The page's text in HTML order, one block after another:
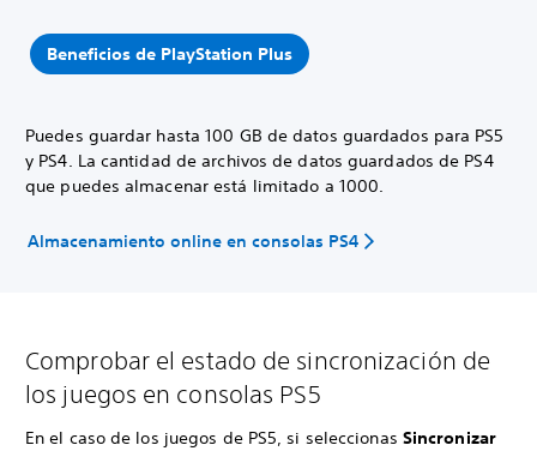
Beneficios de PlayStation Plus
Puedes guardar hasta 100 GB de datos guardados para PS5
y PS4. La cantidad de archivos de datos guardados de PS4
que puedes almacenar está limitado a 1000.
Almacenamiento online en consolas PS4
Comprobar el estado de sincronización de
los juegos en consolas PS5
En el caso de los juegos de PS5, si seleccionas Sincronizar